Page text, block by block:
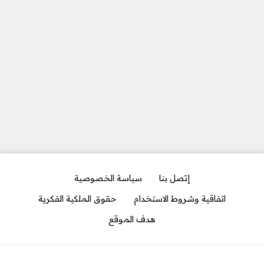
إتصل بنا
سياسة الخصوصية
اتفاقية وشروط الاستخدام
حقوق الملكية الفكرية
هدف الموقع